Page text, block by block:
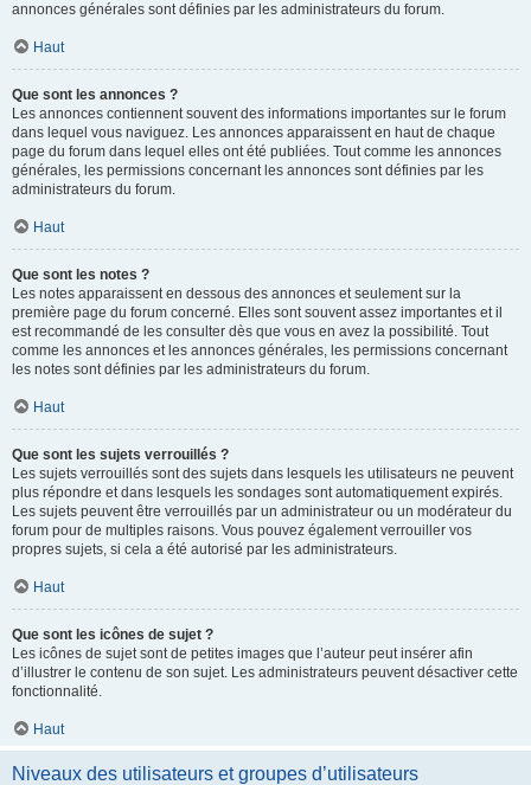
annonces générales sont définies par les administrateurs du forum.
Haut
Que sont les annonces ?
Les annonces contiennent souvent des informations importantes sur le forum
dans lequel vous naviguez. Les annonces apparaissent en haut de chaque
page du forum dans lequel elles ont été publiées. Tout comme les annonces
générales, les permissions concernant les annonces sont définies par les
administrateurs du forum.
Haut
Que sont les notes ?
Les notes apparaissent en dessous des annonces et seulement sur la
première page du forum concerné. Elles sont souvent assez importantes et il
est recommandé de les consulter dès que vous en avez la possibilité. Tout
comme les annonces et les annonces générales, les permissions concernant
les notes sont définies par les administrateurs du forum.
Haut
Que sont les sujets verrouillés ?
Les sujets verrouillés sont des sujets dans lesquels les utilisateurs ne peuvent
plus répondre et dans lesquels les sondages sont automatiquement expirés.
Les sujets peuvent être verrouillés par un administrateur ou un modérateur du
forum pour de multiples raisons. Vous pouvez également verrouiller vos
propres sujets, si cela a été autorisé par les administrateurs.
Haut
Que sont les icônes de sujet ?
Les icônes de sujet sont de petites images que l’auteur peut insérer afin
d’illustrer le contenu de son sujet. Les administrateurs peuvent désactiver cette
fonctionnalité.
Haut
Niveaux des utilisateurs et groupes d’utilisateurs